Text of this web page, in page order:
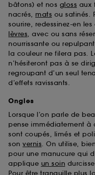
bâtons) et nos gloss aux
nacrés, mats ou satinés.
sourire, redessinez-en
lèvres, avec ou sans
nourrissante ou
la couleur ne filera pas.
n’hésiteront pas à se
regroupant d’un seul
d’effets ravissants.
Ongles
Lorsque l’on parle de
pense immédiatement à
sont coupés, limés et
son vernis. On utilise,
pour une manucure qui
applique un soin
Pour être tranquille plus